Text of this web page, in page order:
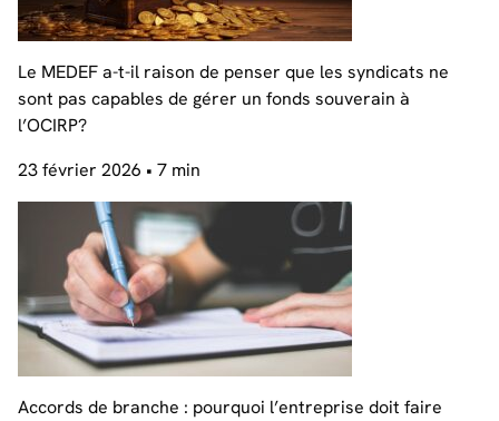
Le MEDEF a-t-il raison de penser que les syndicats ne
sont pas capables de gérer un fonds souverain à
l’OCIRP?
23 février 2026 • 7 min
Accords de branche : pourquoi l’entreprise doit faire